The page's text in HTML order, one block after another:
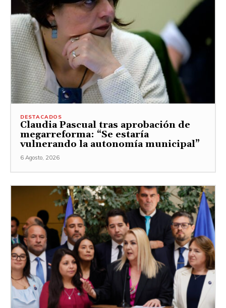
DESTACADOS
Claudia Pascual tras aprobación de
megarreforma: “Se estaría
vulnerando la autonomía municipal”
6 Agosto, 2026